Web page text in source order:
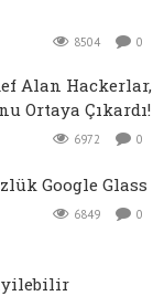
8504 0
Alan Hackerlar,
Ortaya Çıkardı!
6972 0
Google Glass
6849 0